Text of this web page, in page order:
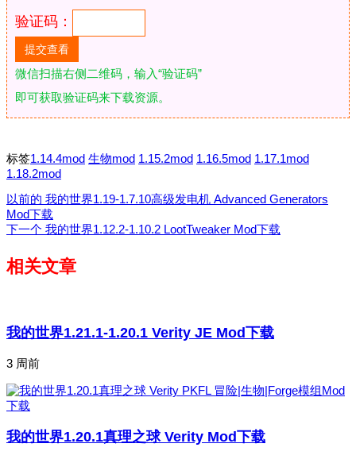
验证码：
微信扫描右侧二维码，输入“验证码”
即可获取验证码来下载资源。
标签1.14.4mod 生物mod 1.15.2mod 1.16.5mod 1.17.1mod
1.18.2mod
以前的 我的世界1.19-1.7.10高级发电机 Advanced Generators
Mod下载
下一个 我的世界1.12.2-1.10.2 LootTweaker Mod下载
相关文章
我的世界1.21.1-1.20.1 Verity JE Mod下载
3 周前
我的世界1.20.1真理之球 Verity Mod下载